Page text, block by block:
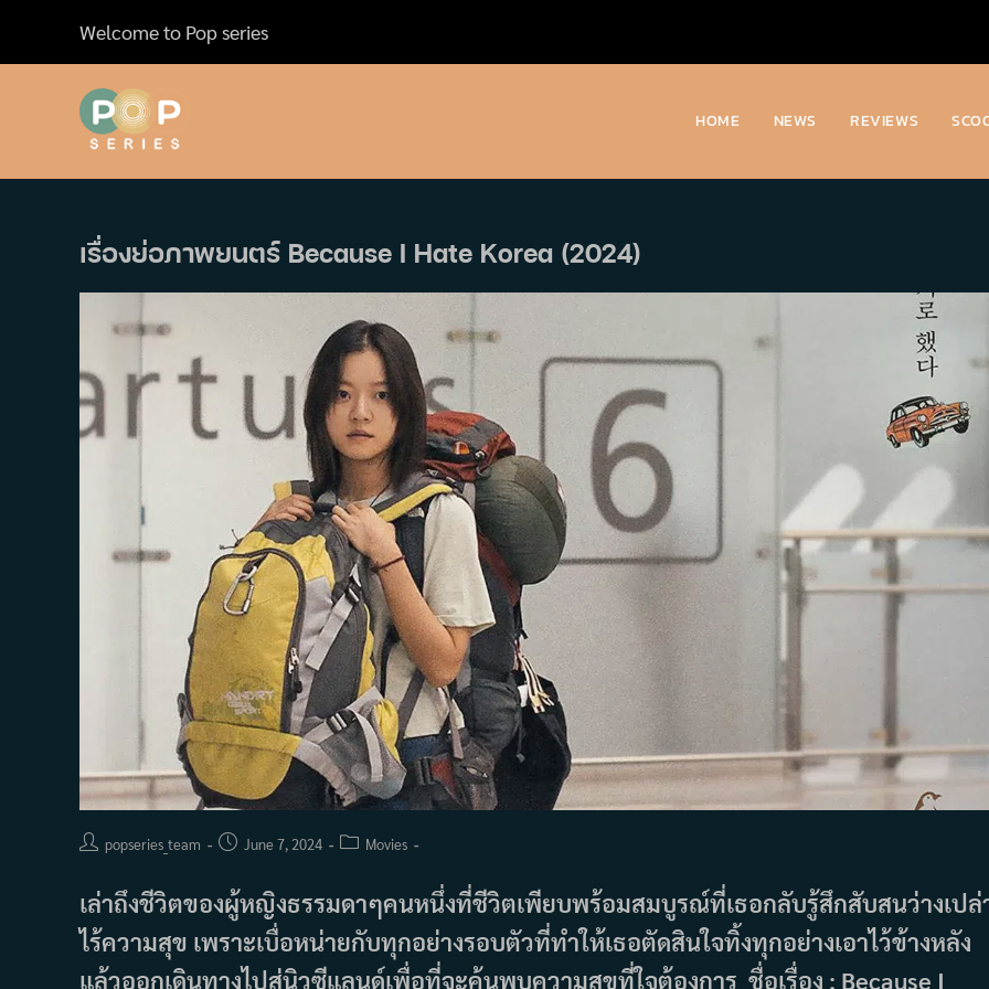
content
Welcome to Pop series
HOME NEWS REVIEWS
เรื่องย่อภาพยนตร์ Because I Hate Korea (2024)
Postpopseries_team
Post June 7, 2024
PostMovies
เล่าถึงชีวิตของผู้หญิงธรรมดาๆคนหนึ่งที่ชีวิตเพียบพร้อมสมบูรณ์ที่เธอกลับรู้สึกสับสนว่างเปล่
ไร้ความสุข เพราะเบื่อหน่ายกับทุกอย่างรอบตัวที่ทำให้เธอตัดสินใจทิ้งทุกอย่างเอาไว้ข้างหลัง
แล้วออกเดินทางไปสู่นิวซีแลนด์เพื่อที่จะค้นพบความสุขที่ใจต้องการ ชื่อเรื่อง : Because I